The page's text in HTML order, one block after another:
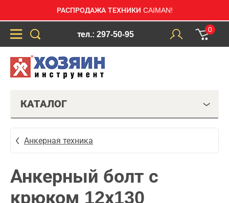
РАСПРОДАЖА ТЕХНИКИ CAIMAN!
тел.: 297-50-95
0
КАТАЛОГ
Анкерная техника
Анкерный болт с
крюком 12х130